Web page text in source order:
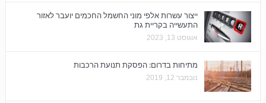
ייצור עשרות אלפי מוני החשמל החכמים יועבר לאזור
התעשייה בקריית גת
אוגוסט 13, 2023
מתיחות בדרום: הפסקת תנועת הרכבות
נובמבר 12, 2019